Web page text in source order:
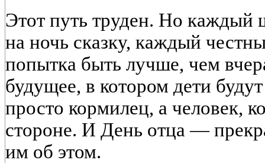
Этот путь труден. Но каждый
на ночь сказку, каждый
попытка быть лучше, чем
будущее, в котором дети
просто кормилец, а человек,
стороне. И День отца —
им об этом.